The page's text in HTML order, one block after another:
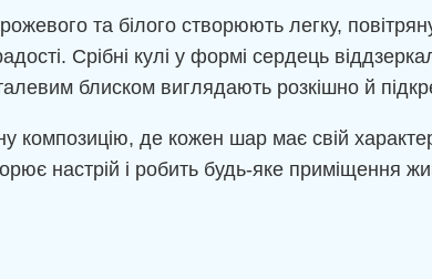
рожевого та білого створюють легку,
Срібні кулі у формі сердець
блиском виглядають розкішно й
композицію, де кожен шар має свій
настрій і робить будь-яке приміщення